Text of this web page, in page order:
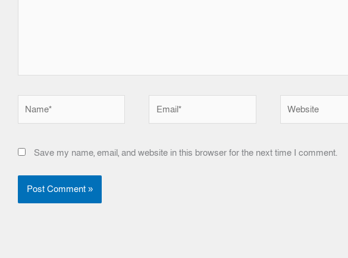
Save my name, email, and website in this browser for the next time I comment.